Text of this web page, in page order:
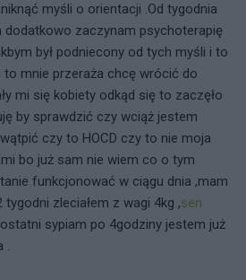
myśli o orientacji .Od tygodnia
dodatkowo zaczynam psychoterapię
był podniecony od tych myśli i to
mnie przeraża chcę wrócić do
mi się kobiety odkąd się to zaczęło
by sprawdzić czy wciąż jestem
czy to HOCD czy to nie moja
bo już sam nie wiem co o tym
funkcjonować w ciągu dnia ,mam
zleciałem z wagi 4kg ,sen
sypiam po 4godziny jestem już
.